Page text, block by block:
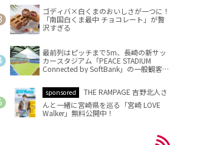
ゴディバ×白くまのおいしさが一つに！
「南国白くま最中 チョコレート」が贅
沢すぎる
最前列はピッチまで5m、長崎の新サッ
カースタジアム「PEACE STADIUM
Connected by SoftBank」の一般観客席
sponsored
THE RAMPAGE 吉野北人さ
んと一緒に宮崎県を巡る「宮崎 LOVE
Walker」無料公開中！